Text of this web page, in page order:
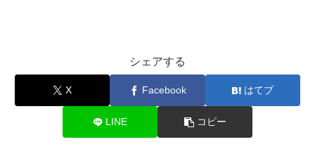
シェアする
X Facebook はてブ
LINE コピー